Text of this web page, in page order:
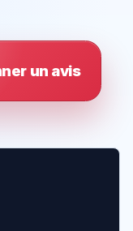
un avis